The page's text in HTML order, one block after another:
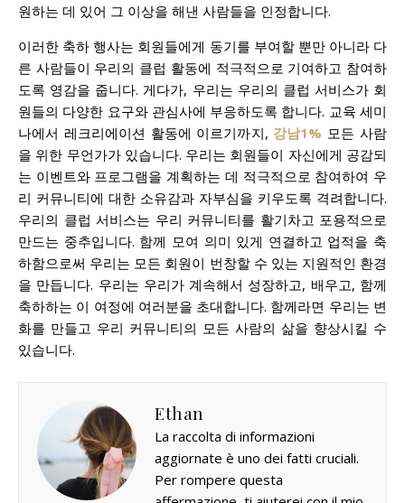
원하는 데 있어 그 이상을 해낸 사람들을 인정합니다.
이러한 축하 행사는 회원들에게 동기를 부여할 뿐만 아니라 다
른 사람들이 우리의 클럽 활동에 적극적으로 기여하고 참여하
도록 영감을 줍니다. 게다가, 우리는 우리의 클럽 서비스가 회
원들의 다양한 요구와 관심사에 부응하도록 합니다. 교육 세미
나에서 레크리에이션 활동에 이르기까지, 강남1% 모든 사람
을 위한 무언가가 있습니다. 우리는 회원들이 자신에게 공감되
는 이벤트와 프로그램을 계획하는 데 적극적으로 참여하여 우
리 커뮤니티에 대한 소유감과 자부심을 키우도록 격려합니다.
우리의 클럽 서비스는 우리 커뮤니티를 활기차고 포용적으로
만드는 중추입니다. 함께 모여 의미 있게 연결하고 업적을 축
하함으로써 우리는 모든 회원이 번창할 수 있는 지원적인 환경
을 만듭니다. 우리는 우리가 계속해서 성장하고, 배우고, 함께
축하하는 이 여정에 여러분을 초대합니다. 함께라면 우리는 변
화를 만들고 우리 커뮤니티의 모든 사람의 삶을 향상시킬 수
있습니다.
Ethan
La raccolta di informazioni
aggiornate è uno dei fatti cruciali.
Per rompere questa